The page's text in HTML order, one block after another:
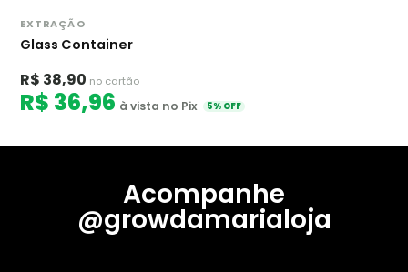
EXTRAÇÃO
Glass Container
R$ 38,90 no cartão
R$ 36,96 à vista no Pix 5% OFF
Acompanhe
@growdamarialoja